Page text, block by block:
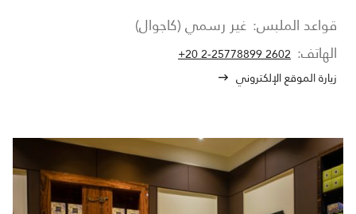
قواعد الملبس: غير رسمي (كاجوال)
الهاتف: +20 2-25778899 2602
زيارة الموقع الإلكتروني